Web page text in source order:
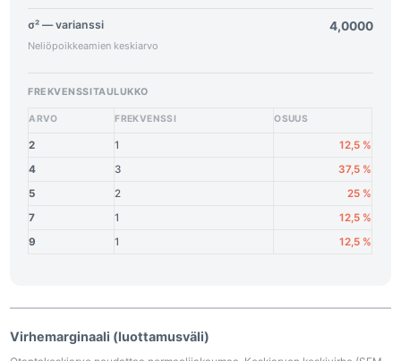
σ² — varianssi
Neliöpoikkeamien keskiarvo
4,0000
FREKVENSSITAULUKKO
ARVO FREKVENSSI OSUUS
2 1
12,5 %
4
3
37,5 %
5
2
25 %
7
1
12,5 %
9
1 12,5 %
Virhemarginaali (luottamusväli)